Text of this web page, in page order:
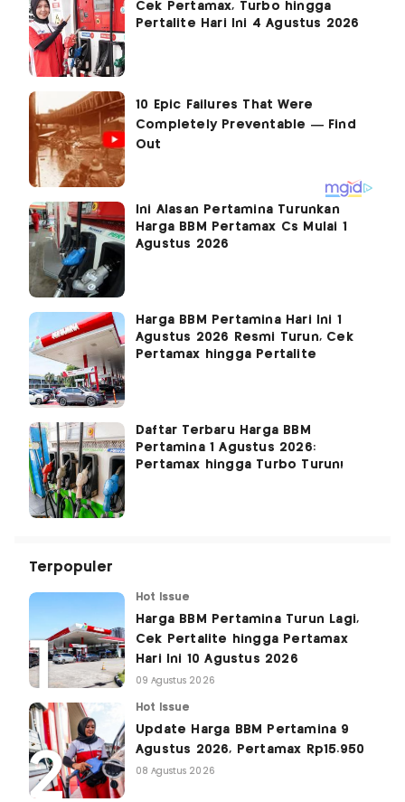
Cek Pertamax, Turbo hingga
Pertalite Hari Ini 4 Agustus 2026
Ini Alasan Pertamina Turunkan
Harga BBM Pertamax Cs Mulai 1
Agustus 2026
Harga BBM Pertamina Hari Ini 1
Agustus 2026 Resmi Turun, Cek
Pertamax hingga Pertalite
Daftar Terbaru Harga BBM
Pertamina 1 Agustus 2026:
Pertamax hingga Turbo Turun!
Terpopuler
Hot Issue
Harga BBM Pertamina Turun Lagi,
Cek Pertalite hingga Pertamax
Hari Ini 10 Agustus 2026
09 Agustus 2026
Hot Issue
Update Harga BBM Pertamina 9
Agustus 2026, Pertamax Rp15.950
08 Agustus 2026